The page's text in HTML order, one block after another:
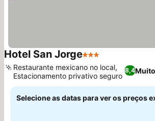
Hotel San Jorge3 Estrelas
8,4
Restaurante mexicano no local,
Estacionamento privativo seguro
Selecione as datas para ver os preços